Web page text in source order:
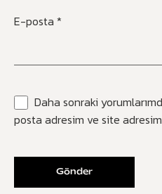
E-posta *
Daha sonraki
posta adresim ve site